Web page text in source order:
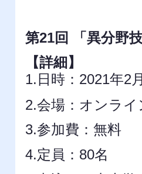
第21回 「異分野
【詳細】
1.日時：2021年
2.会場：オンラ
3.参加費：無料
4.定員：80名